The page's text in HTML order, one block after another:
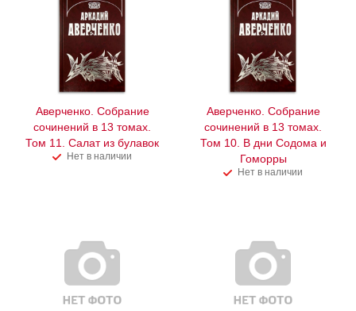
Аверченко. Собрание
сочинений в 13 томах.
Том 11. Салат из булавок
Нет в наличии
Аверченко. Собрание
сочинений в 13 томах.
Том 10. В дни Содома и
Гоморры
Нет в наличии